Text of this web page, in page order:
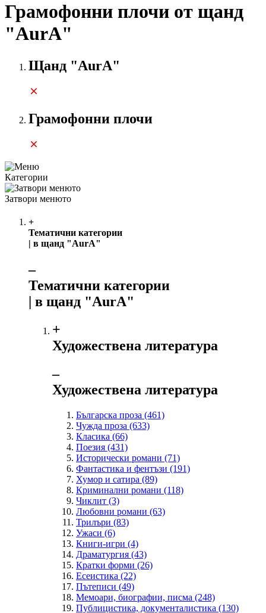
Грамофонни плочи от щанд
"AurA"
Щанд "AurA"
Грамофонни плочи
Категории
Затвори менюто
+
Тематични категории
| в щанд "AurA"
‒
Тематични категории
| в щанд "AurA"
+
Художествена литература
‒
Художествена литература
Българска проза (461)
Чужда проза (633)
Класика (66)
Поезия (431)
Исторически романи (71)
Фантастика и фентъзи (191)
Хумор и сатира (89)
Криминални романи (118)
Чиклит (3)
Любовни романи (63)
Трилъри (83)
Ужаси (6)
Книги-игри (4)
Драматургия (43)
Кратки форми (26)
Есеистика (22)
Пътеписи (49)
Мемоари, биографии, писма (248)
Публицистика, документалистика (130)